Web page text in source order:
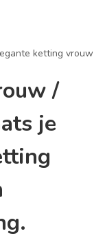
ketting vrouw
je